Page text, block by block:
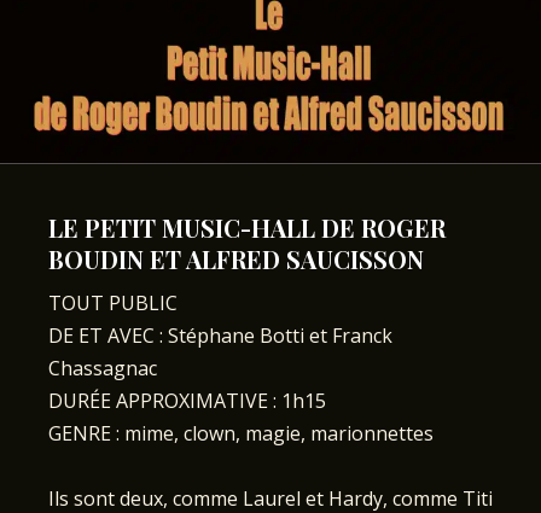
LE PETIT MUSIC-HALL DE ROGER
BOUDIN ET ALFRED SAUCISSON
TOUT PUBLIC
DE ET AVEC : Stéphane Botti et Franck
Chassagnac
DURÉE APPROXIMATIVE : 1h15
GENRE : mime, clown, magie, marionnettes
Ils sont deux, comme Laurel et Hardy, comme Titi